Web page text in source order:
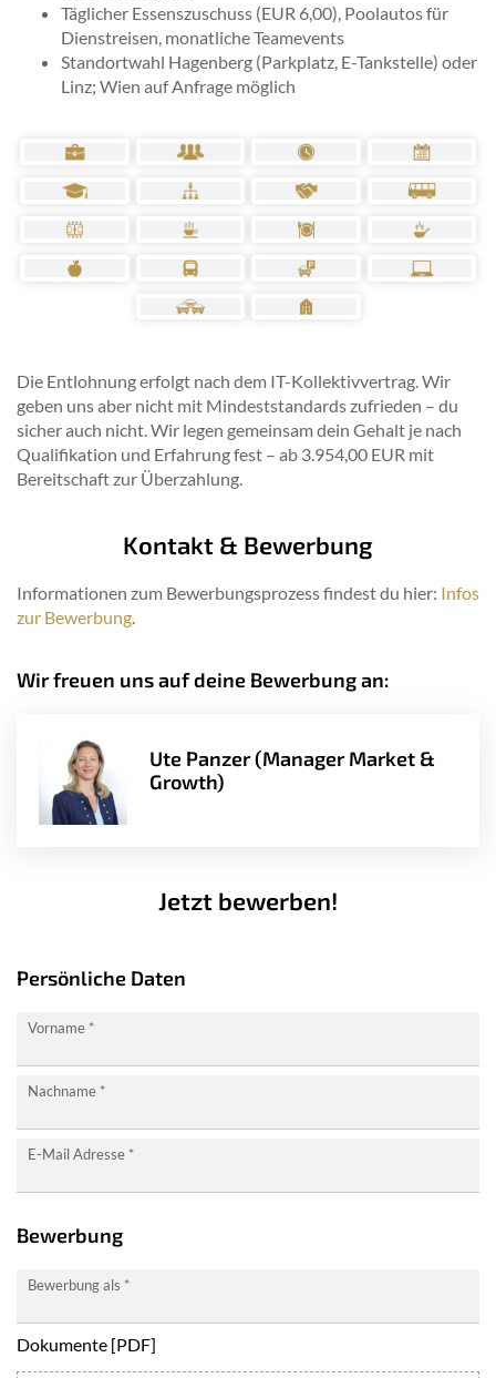
Täglicher Essenszuschuss (EUR 6,00), Poolautos für
Dienstreisen, monatliche Teamevents
Standortwahl Hagenberg (Parkplatz, E-Tankstelle) oder
Linz; Wien auf Anfrage möglich
Die Entlohnung erfolgt nach dem IT-Kollektivvertrag. Wir
geben uns aber nicht mit Mindeststandards zufrieden – du
sicher auch nicht. Wir legen gemeinsam dein Gehalt je nach
Qualifikation und Erfahrung fest – ab 3.954,00 EUR mit
Bereitschaft zur Überzahlung.
Kontakt & Bewerbung
Informationen zum Bewerbungsprozess findest du hier: Infos
zur Bewerbung.
Wir freuen uns auf deine Bewerbung an:
Ute Panzer (Manager Market &
Growth)
Jetzt bewerben!
Jetzt
Persönliche Daten
Vorname *
Nachname *
E-Mail Adresse *
Bewerbung
Bewerbung als *
Dokumente [PDF]